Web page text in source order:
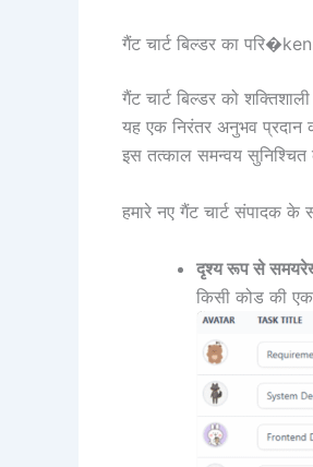
गैंट चार्ट बिल्डर का
गैंट चार्ट बिल्डर को
यह एक निरंतर अनुभव प्रदान
इस तत्काल समन्वय
हमारे नए गैंट चार्ट संपादक
दृश्य रूप से
किसी कोड की